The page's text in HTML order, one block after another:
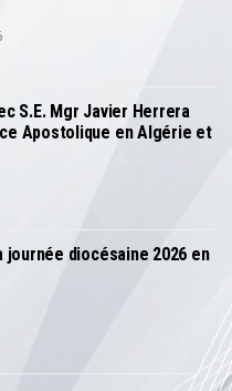
S.E. Mgr Javier Herrera
Apostolique en Algérie et
journée diocésaine 2026 en